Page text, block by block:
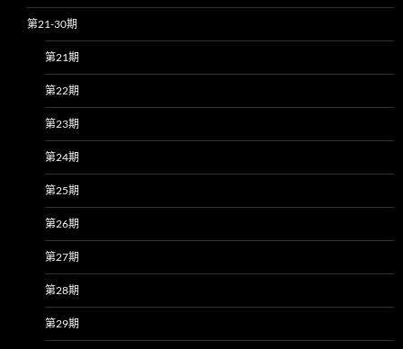
第21-30期
第21期
第22期
第23期
第24期
第25期
第26期
第27期
第28期
第29期